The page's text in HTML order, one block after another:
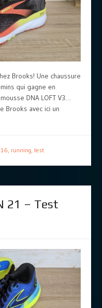
Brooks! Une chaussure
qui gagne en
DNA LOFT V3…
Brooks avec ici un
16, running, test
21 – Test